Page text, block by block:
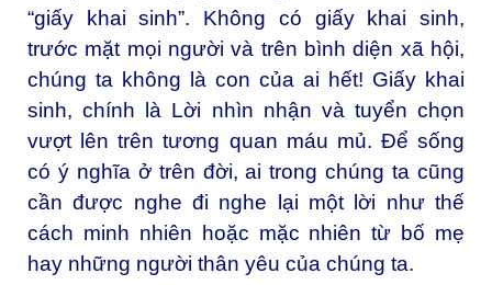
“giấy khai sinh”. Không có giấy khai sinh,
trước mặt mọi người và trên bình diện xã hội,
chúng ta không là con của ai hết! Giấy khai
sinh, chính là Lời nhìn nhận và tuyển chọn
vượt lên trên tương quan máu mủ. Để sống
có ý nghĩa ở trên đời, ai trong chúng ta cũng
cần được nghe đi nghe lại một lời như thế
cách minh nhiên hoặc mặc nhiên từ bố mẹ
hay những người thân yêu của chúng ta.